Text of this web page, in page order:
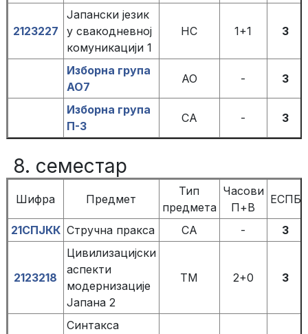
2123227
Јапански језик
у свакодневној
комуникацији 1
НС 1+1 3
Изборна група
АО7
АО - 3
Изборна група
П-3
СА - 3
8. семестар
Шифра Предмет
Тип
предмета
Часови
П+В
ЕСПБ
21СПЈКК Стручна пракса СА - 3
2123218
Цивилизацијски
аспекти
модернизације
Јапана 2
ТМ 2+0 3
Синтакса